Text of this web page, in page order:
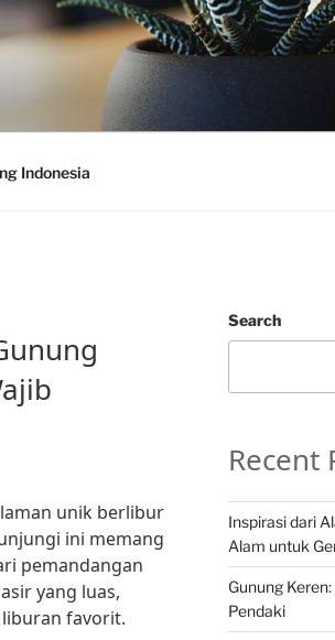
Indonesia
unik berlibur
ini memang
pemandangan
yang luas,
favorit.
Search
Recent
Inspirasi dari
Alam untuk
Gunung
Pendaki